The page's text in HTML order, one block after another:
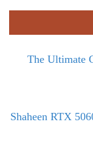
The Ultimate
Shaheen RTX